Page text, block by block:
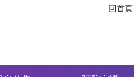
回首頁